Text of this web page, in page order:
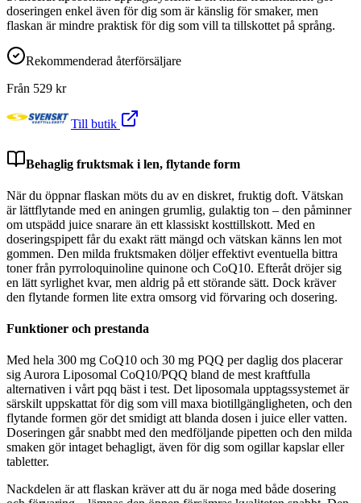
doseringen enkel även för dig som är känslig för smaker, men
flaskan är mindre praktisk för dig som vill ta tillskottet på språng.
Rekommenderad återförsäljare
Från 529 kr
Till butik
Behaglig fruktsmak i len, flytande form
När du öppnar flaskan möts du av en diskret, fruktig doft. Vätskan
är lättflytande med en aningen grumlig, gulaktig ton – den påminner
om utspädd juice snarare än ett klassiskt kosttillskott. Med en
doseringspipett får du exakt rätt mängd och vätskan känns len mot
gommen. Den milda fruktsmaken döljer effektivt eventuella bittra
toner från pyrroloquinoline quinone och CoQ10. Efteråt dröjer sig
en lätt syrlighet kvar, men aldrig på ett störande sätt. Dock kräver
den flytande formen lite extra omsorg vid förvaring och dosering.
Funktioner och prestanda
Med hela 300 mg CoQ10 och 30 mg PQQ per daglig dos placerar
sig Aurora Liposomal CoQ10/PQQ bland de mest kraftfulla
alternativen i vårt pqq bäst i test. Det liposomala upptagssystemet är
särskilt uppskattat för dig som vill maxa biotillgängligheten, och den
flytande formen gör det smidigt att blanda dosen i juice eller vatten.
Doseringen går snabbt med den medföljande pipetten och den milda
smaken gör intaget behagligt, även för dig som ogillar kapslar eller
tabletter.
Nackdelen är att flaskan kräver att du är noga med både dosering